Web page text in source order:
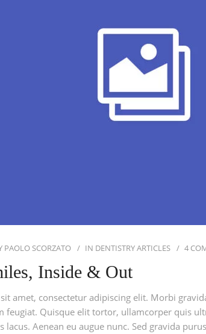
PAOLO SCORZATO IN DENTISTRY ARTICLES 4
Inside & Out
amet, consectetur adipiscing elit. Morbi
feugiat. Quisque elit tortor, ullamcorper quis
lacus. Aenean eu augue nunc. Sed gravida